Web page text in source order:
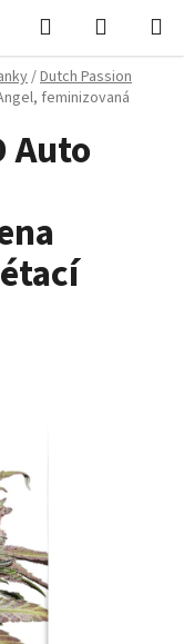
Hledat
KOŠÍK
/Dutch Passion
feminizovaná
Auto